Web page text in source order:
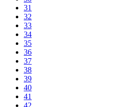
31
32
33
34
35
36
37
38
39
40
41
42